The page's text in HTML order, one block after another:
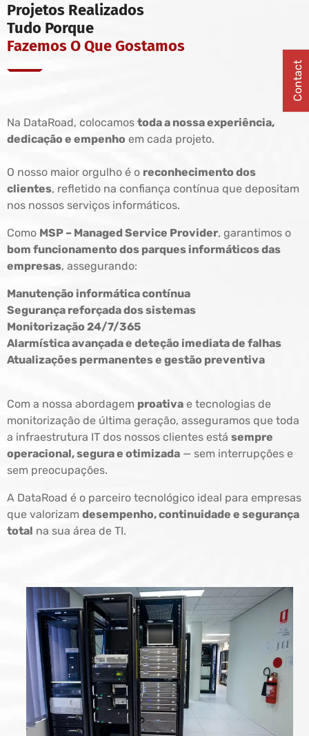
Projetos Realizados
Tudo Porque
Fazemos O Que Gostamos
Na DataRoad, colocamos toda a nossa experiência,
dedicação e empenho em cada projeto.
O nosso maior orgulho é o reconhecimento dos
clientes, refletido na confiança contínua que depositam
nos nossos serviços informáticos.
Como MSP – Managed Service Provider, garantimos o
bom funcionamento dos parques informáticos das
empresas, assegurando:
Manutenção informática contínua
Segurança reforçada dos sistemas
Monitorização 24/7/365
Alarmística avançada e deteção imediata de falhas
Atualizações permanentes e gestão preventiva
Com a nossa abordagem proativa e tecnologias de
monitorização de última geração, asseguramos que toda
a infraestrutura IT dos nossos clientes está sempre
operacional, segura e otimizada — sem interrupções e
sem preocupações.
A DataRoad é o parceiro tecnológico ideal para empresas
que valorizam desempenho, continuidade e segurança
total na sua área de TI.
Contact